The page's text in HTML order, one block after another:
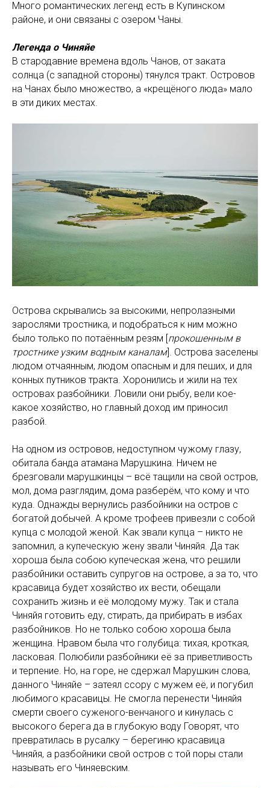
Много романтических легенд есть в Купинском
районе, и они связаны с озером Чаны.
Легенда о Чиняйе
В стародавние времена вдоль Чанов, от заката
солнца (с западной стороны) тянулся тракт. Островов
на Чанах было множество, а «крещёного люда» мало
в эти диких местах.
Острова скрывались за высокими, непролазными
зарослями тростника, и подобраться к ним можно
было только по потаённым резям [ прокошенным в
тростнике узким водным каналам]. Острова заселены
людом отчаянным, людом опасным и для пеших, и для
конных путников тракта. Хоронились и жили на тех
островах разбойники. Ловили они рыбу, вели кое-
какое хозяйство, но главный доход им приносил
разбой.
На одном из островов, недоступном чужому глазу,
обитала банда атамана Марушкина. Ничем не
брезговали марушкинцы – всё тащили на свой остров,
мол, дома разглядим, дома разберём, что кому и что
куда. Однажды вернулись разбойники на остров с
богатой добычей. А кроме трофеев привезли с собой
купца с молодой женой. Как звали купца – никто не
запомнил, а купеческую жену звали Чиняйя. Да так
хороша была собою купеческая жена, что решили
разбойники оставить супругов на острове, а за то, что
красавица будет хозяйство их вести, обещали
сохранить жизнь и её молодому мужу. Так и стала
Чиняйя готовить еду, стирать, да прибирать в избах
разбойников. Но не только собою хороша была
женщина. Нравом была что голубица: тихая, кроткая,
ласковая. Полюбили разбойники её за приветливость
и терпение. Но, на горе, не сдержал Марушкин слова,
данного Чиняйе – затеял ссору с мужем её, и погубил
любимого красавицы. Не смогла перенести Чиняйя
смерти своего суженого-венчаного и кинулась с
высокого берега да в глубокую воду Говорят, что
превратилась в русалку – берегиню красавица
Чиняйя, а разбойники свой остров с той поры стали
называть его Чиняевским.